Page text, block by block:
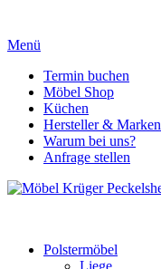
Menü
Termin buchen
Möbel Shop
Küchen
Hersteller & Marken
Warum bei uns?
Anfrage stellen
Polstermöbel
Liege